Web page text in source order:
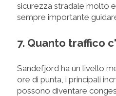
sicurezza stradale molto
sempre importante
7. Quanto traffico
Sandefjord ha un livello
ore di punta, i principali
possono diventare